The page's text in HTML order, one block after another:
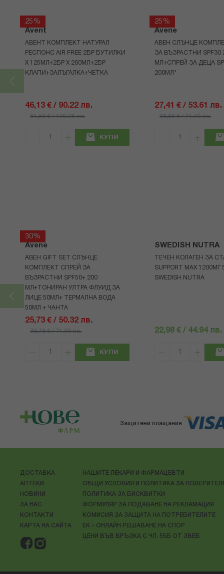
25%
Avent
АВЕНТ КОМПЛЕКТ НАТУРАЛ
РЕСПОНС AIR FREE 2БР БУТИЛКИ
Х 125МЛ+2БР Х 260МЛ+2БР
КЛАПИ+ЗАЛЪГАЛКА+ЧЕТКА
46,13 € / 90.22 лв.
61,50 € / 120.28 лв.
КУПИ
25%
Avene
АВЕН СЛЪНЦЕ
ЗА ВЪЗРАСТНИ SPF30
МЛ+СПРЕЙ ЗА ДЕЦА
200МЛ*
27,41 € / 53.61 лв.
36,55 € / 71.49 лв.
30%
Avene
АВЕН GIFT SET СЛЪНЦЕ
КОМПЛЕКТ СПРЕЙ ЗА
ВЪЗРАСТНИ SPF50+ 200
МЛ+ТОНИРАН УЛТРА ФЛУИД ЗА
ЛИЦЕ 50МЛ+ ТЕРМАЛНА ВОДА
50МЛ + ЧАНТА
25,73 € / 50.32 лв.
36,76 € / 71.90 лв.
КУПИ
SWEDISH NUTRA
ТЕЧЕН КОЛАГЕН ЗА
SUPPORT MAX 1200МГ
SWEDISH NUTRA
22,98 € / 44.94 лв.
Защитени плащания
ДОСТАВКА
АПТЕКИ
НОВИНИ
ЗА НАС
КОНТАКТИ
КАРТА НА САЙТА
НАШИТЕ ЛЕКАРИ И ФАРМАЦЕВТИ
ОБЩИ УСЛОВИЯ И ПОЛИТИКА ЗА
ПОЛИТИКА ЗА БИСКВИТКИ
ФОРМУЛЯР ЗА ПОДАВАНЕ НА РЕКЛАМАЦИЯ
КОМИСИЯ ЗА ЗАЩИТА НА ПОТРЕБИТЕЛИТЕ
ЕК - ОНЛАЙН РЕШАВАНЕ НА СПОР
ЦЕНИ ВЪВ ВРЪЗКА С ЧЛ. 55Б ОТ ЗВЕБ